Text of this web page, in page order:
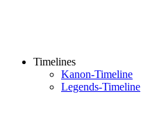
Timelines
Kanon-Timeline
Legends-Timeline